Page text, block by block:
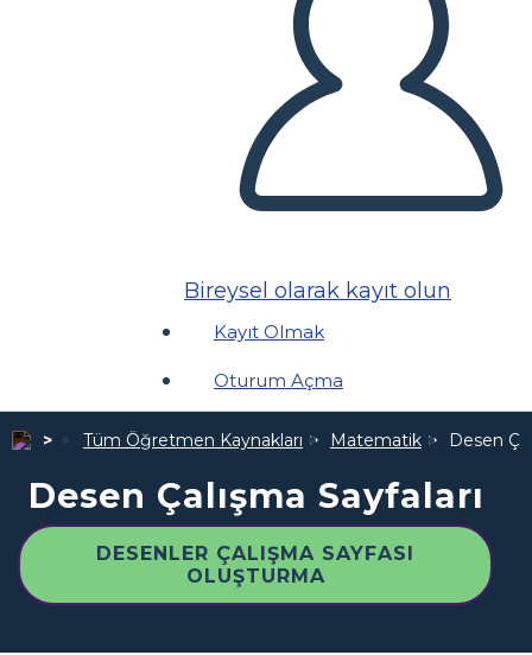
Bireysel olarak kayıt olun
Kayıt Olmak
Oturum Açma
Tüm Öğretmen Kaynakları Matematik Desen
Desen Çalışma Sayfaları
DESENLER ÇALIŞMA SAYFASI
OLUŞTURMA